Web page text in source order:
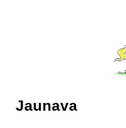
Jaunava